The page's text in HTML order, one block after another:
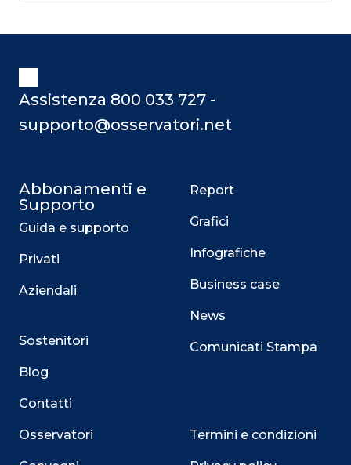
Assistenza 800 033 727 -
supporto@osservatori.net
Abbonamenti e
Supporto
Guida e supporto
Privati
Aziendali
Sostenitori
Blog
Contatti
Osservatori
Report
Grafici
Infografiche
Business case
News
Comunicati Stampa
Termini e condizioni